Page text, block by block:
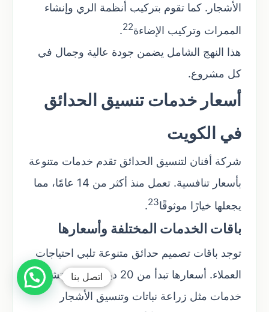
الأشجار. كما تقوم بتركيب أنظمة الري وإنشاء
الممرات وتركيب الإضاءة22
.
هذا النهج الشامل يضمن جودة عالية وجمال في
كل مشروع.
أسعار خدمات تنسيق الحدائق
في الكويت
شركة أفنان لتنسيق الحدائق تقدم خدمات متنوعة
بأسعار تنافسية. تعمل منذ أكثر من 14 عامًا، مما
يجعلها خيارًا موثوقًا23
.
باقات الخدمات المختلفة وأسعارها
توجد باقات تصميم حدائق متنوعة تلبي احتياجات
العملاء. أسعارها تبدأ من 20 دينار كويتي. تشمل
خدمات مثل زراعة نباتات وتنسيق الأشجار
اتصل بنا